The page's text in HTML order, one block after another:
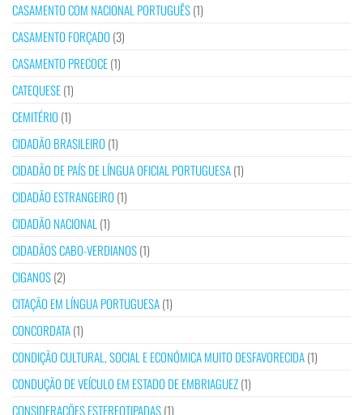
CASAMENTO COM NACIONAL PORTUGUÊS(1)
CASAMENTO FORÇADO (3)
CASAMENTO PRECOCE(1)
CATEQUESE(1)
CEMITÉRIO (1)
CIDADÃO BRASILEIRO (1)
CIDADÃO DE PAÍS DE LÍNGUA OFICIAL PORTUGUESA(1)
CIDADÃO ESTRANGEIRO (1)
CIDADÃO NACIONAL (1)
CIDADÃOS CABO-VERDIANOS(1)
CIGANOS(2)
CITAÇÃO EM LÍNGUA PORTUGUESA(1)
CONCORDATA(1)
CONDIÇÃO CULTURAL, SOCIAL E ECONÓMICA MUITO DESFAVORECIDA(1)
CONDUÇÃO DE VEÍCULO EM ESTADO DE EMBRIAGUEZ(1)
CONSIDERAÇÕES ESTEREOTIPADAS(1)